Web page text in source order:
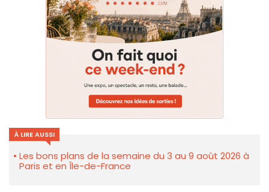
À LIRE AUSSI
Les bons plans de la semaine du 3 au 9 août 2026 à
Paris et en Île-de-France